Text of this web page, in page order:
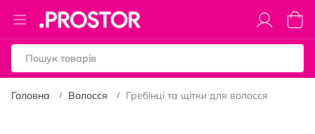
Toggle
Nav
Кошик
Головна Волосся Гребінці та щітки для волосся